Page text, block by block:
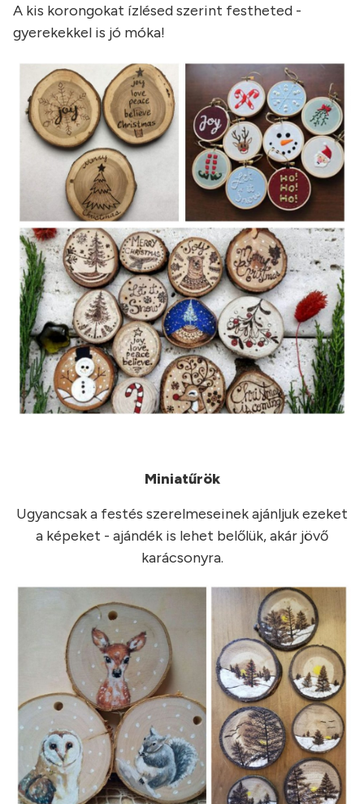
A kis korongokat ízlésed szerint festheted -
gyerekekkel is jó móka!
Miniatűrök
Ugyancsak a festés szerelmeseinek ajánljuk ezeket
a képeket - ajándék is lehet belőlük, akár jövő
karácsonyra.